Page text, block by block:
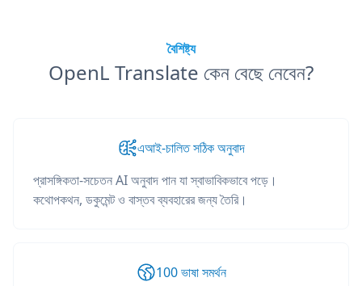
বৈশিষ্ট্য
OpenL Translate কেন বেছে নেবেন?
এআই-চালিত সঠিক অনুবাদ
প্রাসঙ্গিকতা-সচেতন AI অনুবাদ পান যা স্বাভাবিকভাবে পড়ে।
কথোপকথন, ডকুমেন্ট ও বাস্তব ব্যবহারের জন্য তৈরি।
100 ভাষা সমর্থন